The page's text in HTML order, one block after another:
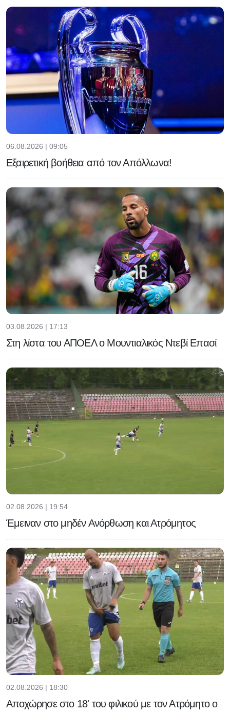
06.08.2026 | 09:05
Εξαιρετική βοήθεια από τον Απόλλωνα!
03.08.2026 | 17:13
Στη λίστα του ΑΠΟΕΛ ο Μουντιαλικός Ντεβί Επασί
02.08.2026 | 19:54
Έμειναν στο μηδέν Ανόρθωση και Ατρόμητος
02.08.2026 | 18:30
Αποχώρησε στο 18' του φιλικού με τον Ατρόμητο ο